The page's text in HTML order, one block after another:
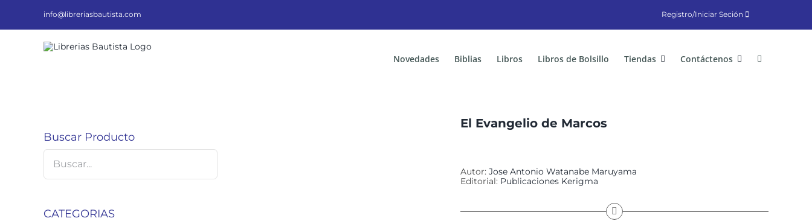
info@libreriasbautista.com Registro/Iniciar Seción
Novedades Biblias Libros Libros de Bolsillo Tiendas Contáctenos
El Evangelio de Marcos
Autor: Jose Antonio Watanabe Maruyama
Editorial: Publicaciones Kerigma
Buscar Producto
CATEGORIAS